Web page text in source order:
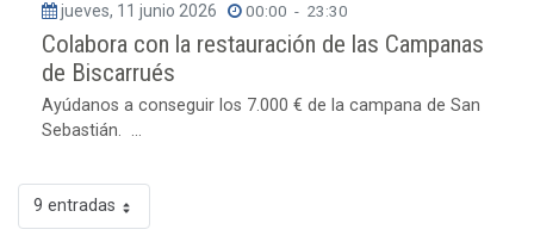
jueves, 11 junio 2026 00:00 - 23:30
Colabora con la restauración de las Campanas
de Biscarrués
Ayúdanos a conseguir los 7.000 € de la campana de San
Sebastián. ...
9 entradas